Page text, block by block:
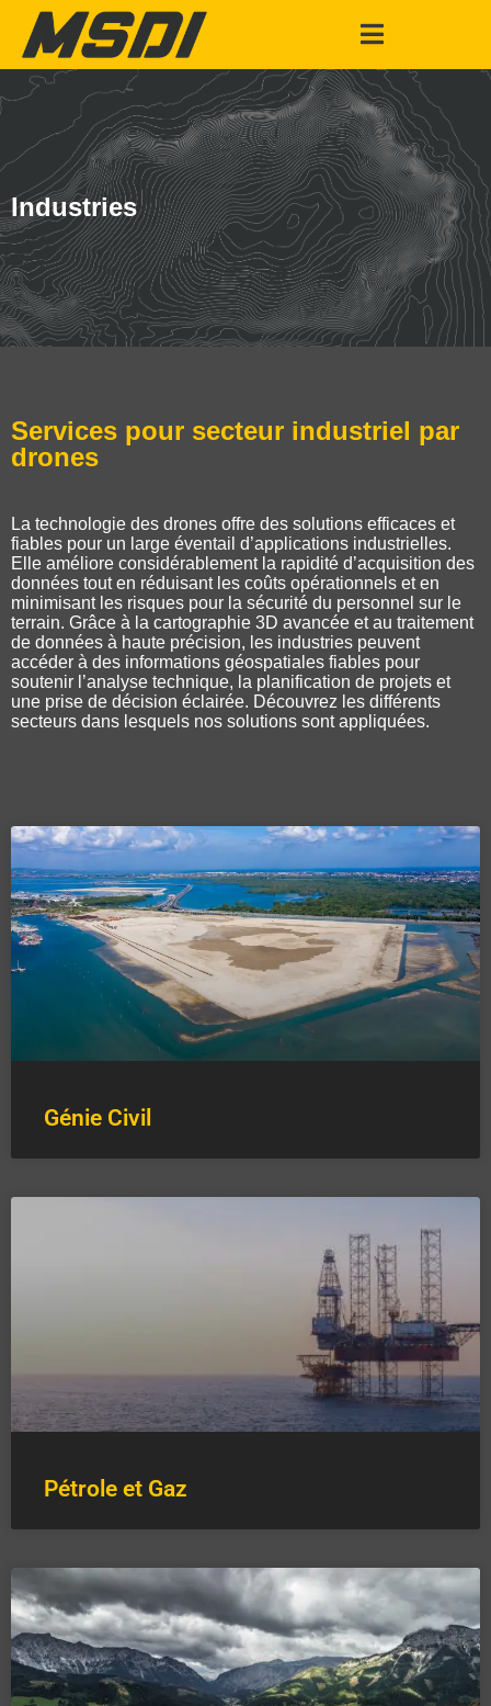
Industries
Services pour secteur industriel par
drones
La technologie des drones offre des solutions efficaces et
fiables pour un large éventail d’applications industrielles.
Elle améliore considérablement la rapidité d’acquisition des
données tout en réduisant les coûts opérationnels et en
minimisant les risques pour la sécurité du personnel sur le
terrain. Grâce à la cartographie 3D avancée et au traitement
de données à haute précision, les industries peuvent
accéder à des informations géospatiales fiables pour
soutenir l’analyse technique, la planification de projets et
une prise de décision éclairée. Découvrez les différents
secteurs dans lesquels nos solutions sont appliquées.
Génie Civil
Pétrole et Gaz